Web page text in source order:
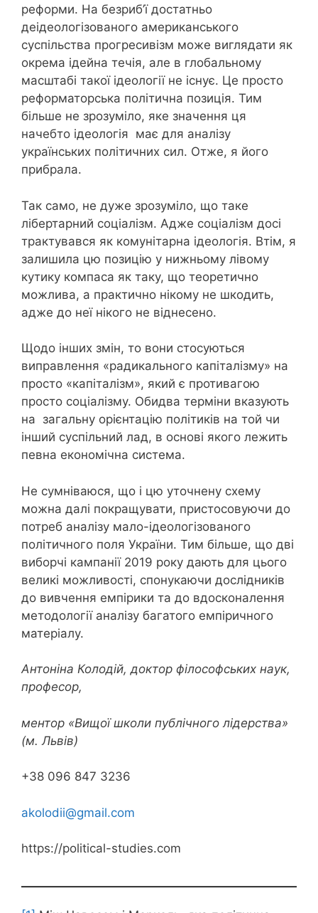
реформи. На безриб’ї достатньо
деідеологізованого американського
суспільства прогресивізм може виглядати як
окрема ідейна течія, але в глобальному
масштабі такої ідеології не існує. Це просто
реформаторська політична позиція. Тим
більше не зрозуміло, яке значення ця
начебто ідеологія має для аналізу
українських політичних сил. Отже, я його
прибрала.
Так само, не дуже зрозуміло, що таке
лібертарний соціалізм. Адже соціалізм досі
трактувався як комунітарна ідеологія. Втім, я
залишила цю позицію у нижньому лівому
кутику компаса як таку, що теоретично
можлива, а практично нікому не шкодить,
адже до неї нікого не віднесено.
Щодо інших змін, то вони стосуються
виправлення «радикального капіталізму» на
просто «капіталізм», який є противагою
просто соціалізму. Обидва терміни вказують
на загальну орієнтацію політиків на той чи
інший суспільний лад, в основі якого лежить
певна економічна система.
Не сумніваюся, що і цю уточнену схему
можна далі покращувати, пристосовуючи до
потреб аналізу мало-ідеологізованого
політичного поля України. Тим більше, що дві
виборчі кампанії 2019 року дають для цього
великі можливості, спонукаючи дослідників
до вивчення емпірики та до вдосконалення
методології аналізу багатого емпіричного
матеріалу.
Антоніна Колодій, доктор філософських наук,
професор,
ментор «Вищої школи публічного лідерства»
(м. Львів)
+38 096 847 3236
akolodii@gmail.com
https://political-studies.com